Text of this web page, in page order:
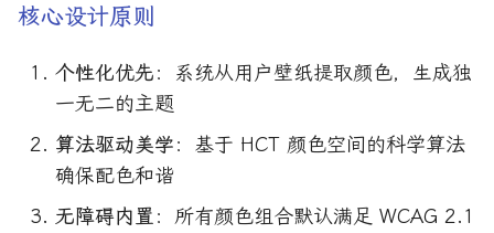
核心设计原则
个性化优先：系统从用户壁纸提取颜色，生成独
一无二的主题
算法驱动美学：基于 HCT 颜色空间的科学算法
确保配色和谐
无障碍内置：所有颜色组合默认满足 WCAG 2.1